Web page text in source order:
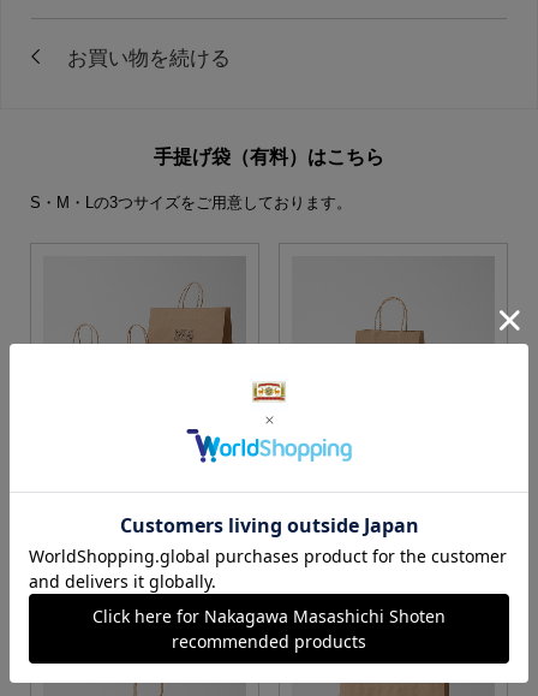
手提げ袋（有料）はこちら
S・M・Lの3つサイズをご用意しております。
カートに入れる カートに入れる